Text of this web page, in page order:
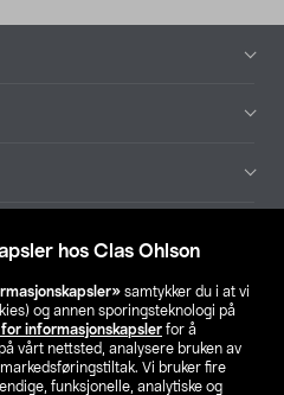
hos Clas Ohlson
samtykker du i at vi
og annen sporingsteknologi på
informasjonskapsler for å
vårt nettsted, analysere bruken av
Vi bruker fire
funksjonelle, analytiske og
din butikk